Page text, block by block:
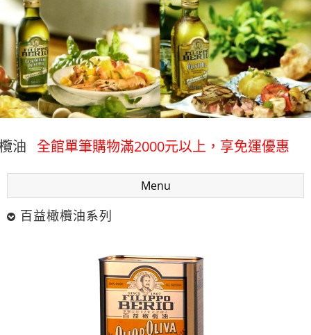
全館單筆購物滿2000元以上，享免運優惠
Menu
百益橄欖油系列